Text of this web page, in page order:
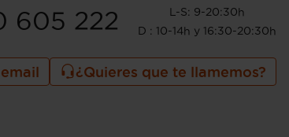
605 222
L-S: 9-20:30h
D : 10-14h y 16:30-20:30h
¿Quieres que te llamemos?